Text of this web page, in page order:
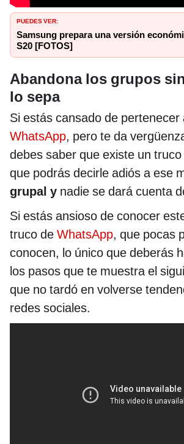
PUEDES VER:
Samsung prepara una versión
S20 [FOTOS]
Abandona los grupos
lo sepa
Si estás cansado de pertenecer
WhatsApp, pero te da
debes saber que existe un
que podrás decirle adiós a ese
grupal y nadie se dará cuenta
Si estás ansioso de conocer
truco de WhatsApp, que pocas
conocen, lo único que deberás
los pasos que te muestra el
que no tardó en volverse
redes sociales.